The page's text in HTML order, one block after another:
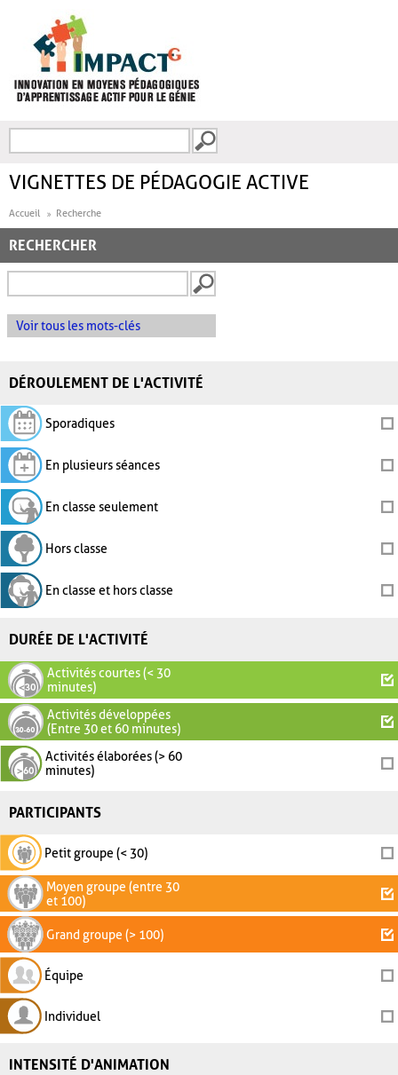
FORMULAIRE DE
VIGNETTES DE PÉDAGOGIE ACTIVE
Accueil Recherche
RECHERCHER
Voir tous les mots-clés
DÉROULEMENT DE L'ACTIVITÉ
Sporadiques
En plusieurs séances
En classe seulement
Hors classe
En classe et hors classe
DURÉE DE L'ACTIVITÉ
Activités courtes (< 30
minutes)
Activités développées
(Entre 30 et 60 minutes)
Activités élaborées (> 60
minutes)
PARTICIPANTS
Petit groupe (< 30)
Moyen groupe (entre 30
et 100)
Grand groupe (> 100)
Équipe
Individuel
INTENSITÉ D'ANIMATION